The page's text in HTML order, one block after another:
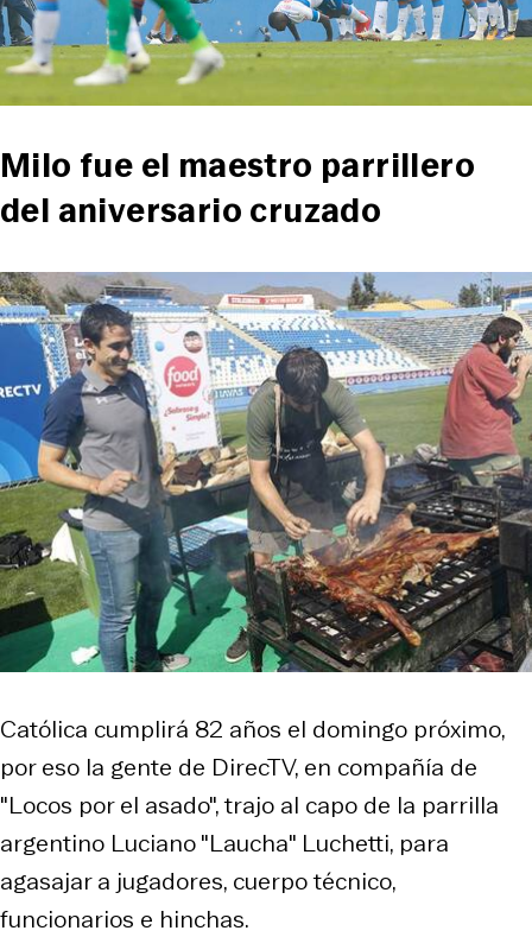
Milo fue el maestro parrillero
del aniversario cruzado
Católica cumplirá 82 años el domingo próximo,
por eso la gente de DirecTV, en compañía de
"Locos por el asado", trajo al capo de la parrilla
argentino Luciano "Laucha" Luchetti, para
agasajar a jugadores, cuerpo técnico,
funcionarios e hinchas.